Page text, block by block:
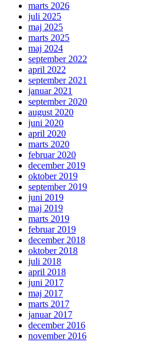
marts 2026
juli 2025
maj 2025
marts 2025
maj 2024
september 2022
april 2022
september 2021
januar 2021
september 2020
august 2020
juni 2020
april 2020
marts 2020
februar 2020
december 2019
oktober 2019
september 2019
juni 2019
maj 2019
marts 2019
februar 2019
december 2018
oktober 2018
juli 2018
april 2018
juni 2017
maj 2017
marts 2017
januar 2017
december 2016
november 2016